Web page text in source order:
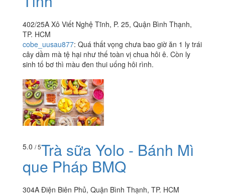
402/25A Xô Viết Nghệ Tĩnh, P. 25, Quận Bình Thạnh,
TP. HCM
cobe_uusau877: Quá thất vọng chưa bao giờ ăn 1 ly trái
cây dầm mà tệ hại như thế toàn vị chua hôi ê. Còn ly
sinh tố bơ thì màu đen thui uống hôi rình.
5.0 / 5Trà sữa Yolo - Bánh Mì
que Pháp BMQ
304A Điện Biên Phủ, Quận Bình Thạnh, TP. HCM